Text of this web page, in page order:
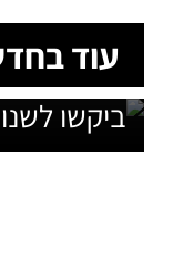
עוד
תוכנית
ביקשו